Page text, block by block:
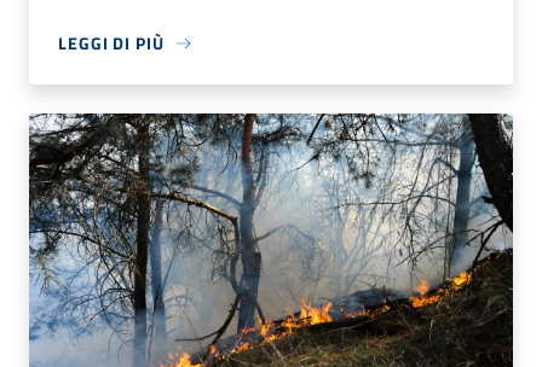
LEGGI DI PIÙ